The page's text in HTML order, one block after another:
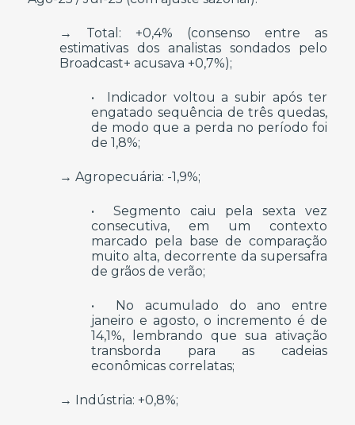
→ Total: +0,4% (consenso entre as
estimativas dos analistas sondados pelo
Broadcast+ acusava +0,7%);
• Indicador voltou a subir após ter
engatado sequência de três quedas,
de modo que a perda no período foi
de 1,8%;
→ Agropecuária: -1,9%;
• Segmento caiu pela sexta vez
consecutiva, em um contexto
marcado pela base de comparação
muito alta, decorrente da supersafra
de grãos de verão;
• No acumulado do ano entre
janeiro e agosto, o incremento é de
14,1%, lembrando que sua ativação
transborda para as cadeias
econômicas correlatas;
→ Indústria: +0,8%;